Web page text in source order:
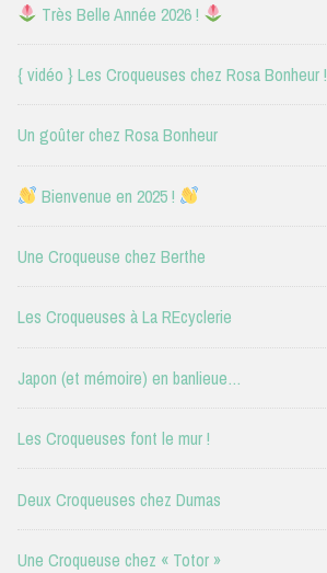
Très Belle Année 2026 !
{ vidéo } Les Croqueuses chez Rosa Bonheur !
Un goûter chez Rosa Bonheur
Bienvenue en 2025 !
Une Croqueuse chez Berthe
Les Croqueuses à La REcyclerie
Japon (et mémoire) en banlieue…
Les Croqueuses font le mur !
Deux Croqueuses chez Dumas
Une Croqueuse chez « Totor »